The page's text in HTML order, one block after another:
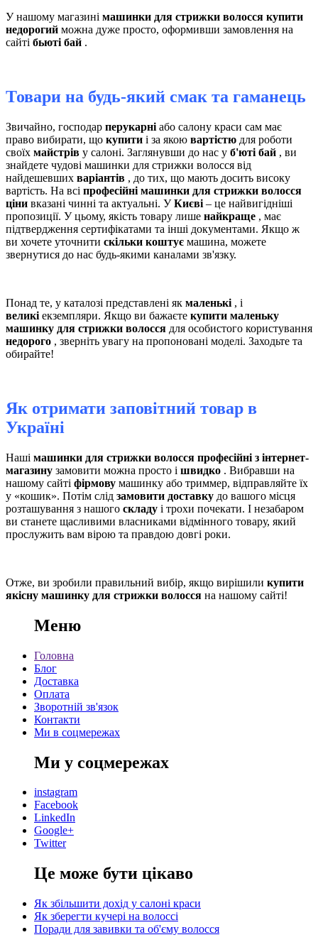
У нашому магазині машинки для стрижки волосся купити
недорогий можна дуже просто, оформивши замовлення на
сайті бьюті бай .
Товари на будь-який смак та гаманець
Звичайно, господар перукарні або салону краси сам має
право вибирати, що купити і за якою вартістю для роботи
своїх майстрів у салоні. Заглянувши до нас у б'юті бай , ви
знайдете чудові машинки для стрижки волосся від
найдешевших варіантів , до тих, що мають досить високу
вартість. На всі професійні машинки для стрижки волосся
ціни вказані чинні та актуальні. УКиєві – це найвигідніші
пропозиції. У цьому, якість товару лише найкраще , має
підтвердження сертифікатами та інші документами. Якщо ж
ви хочете уточнити скільки коштує машина, можете
звернутися до нас будь-якими каналами зв'язку.
Понад те, у каталозі представлені як маленькі , і
великі екземпляри. Якщо ви бажаєте купити маленьку
машинку для стрижки волосся для особистого користування
недорого , зверніть увагу на пропоновані моделі. Заходьте та
обирайте!
Як отримати заповітний товар в
Україні
Наші машинки для стрижки волосся професійні з інтернет-
магазину замовити можна просто і швидко . Вибравши на
нашому сайті фірмову машинку або триммер, відправляйте їх
у «кошик». Потім слід замовити доставку до вашого місця
розташування з нашого складу і трохи почекати. І незабаром
ви станете щасливими власниками відмінного товару, який
прослужить вам вірою та правдою довгі роки.
Отже, ви зробили правильний вибір, якщо вирішили купити
якісну машинку для стрижки волосся на нашому сайті!
Меню
Головна
Блог
Доставка
Оплата
Зворотній зв'язок
Контакти
Ми в соцмережах
Ми у соцмережах
instagram
Facebook
LinkedIn
Google+
Twitter
Це може бути цікаво
Як збільшити дохід у салоні краси
Як зберегти кучері на волоссі
Поради для завивки та об'єму волосся